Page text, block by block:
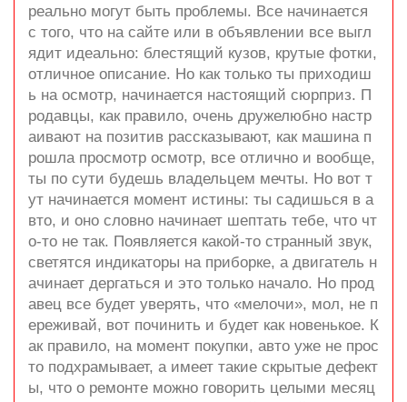
реально могут быть проблемы. Все начинается
с того, что на сайте или в объявлении все выгл
ядит идеально: блестящий кузов, крутые фотки,
отличное описание. Но как только ты приходиш
ь на осмотр, начинается настоящий сюрприз. П
родавцы, как правило, очень дружелюбно настр
аивают на позитив рассказывают, как машина п
рошла просмотр осмотр, все отлично и вообще,
ты по сути будешь владельцем мечты. Но вот т
ут начинается момент истины: ты садишься в а
вто, и оно словно начинает шептать тебе, что чт
о-то не так. Появляется какой-то странный звук,
светятся индикаторы на приборке, а двигатель н
ачинает дергаться и это только начало. Но прод
авец все будет уверять, что «мелочи», мол, не п
ереживай, вот починить и будет как новенькое. К
ак правило, на момент покупки, авто уже не прос
то подхрамывает, а имеет такие скрытые дефект
ы, что о ремонте можно говорить целыми месяц